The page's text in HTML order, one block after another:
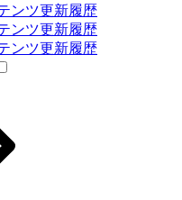
ンツ更新履歴
ンツ更新履歴
ンツ更新履歴